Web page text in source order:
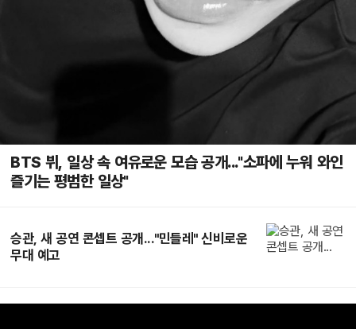
BTS 뷔, 일상 속 여유로운 모습 공개..."소파에 누워 와인
즐기는 평범한 일상"
승관, 새 공연 콘셉트 공개..."민들레" 신비로운
무대 예고